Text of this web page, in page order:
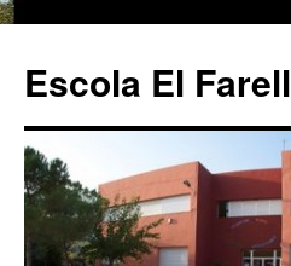
Escola El Farell